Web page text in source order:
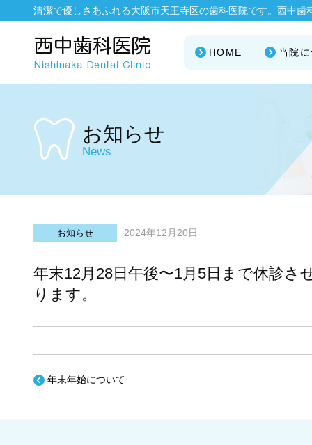
清潔で優しさあふれる大阪市天王寺区の歯科医院です。西中歯
HOME 当院
お知らせ
News
お知らせ 2024年12月20日
年末12月28日午後〜1月5日まで休診
ります。
年末年始について